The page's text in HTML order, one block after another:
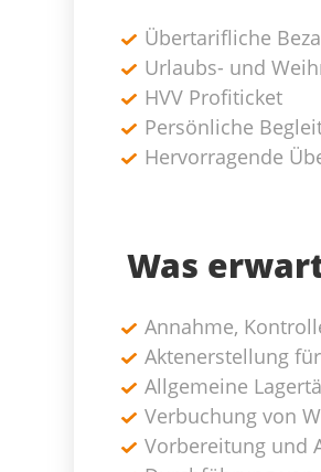
Übertarifliche
Urlaubs- und
HVV Profiticket
Persönliche
Hervorragende
Was
Annahme,
Aktenerstellung
Allgemeine
Verbuchung von
Vorbereitung und